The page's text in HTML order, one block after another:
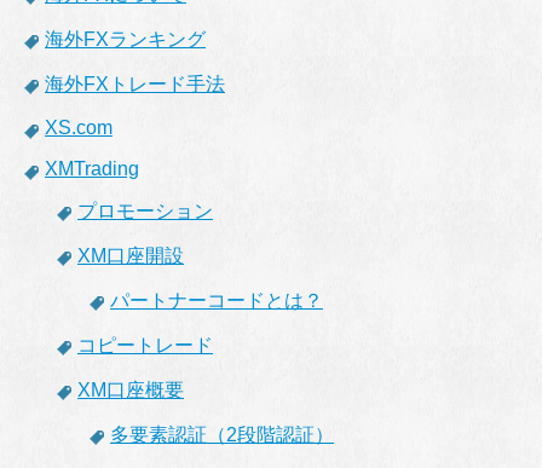
海外FXランキング
海外FXトレード手法
XS.com
XMTrading
プロモーション
XM口座開設
パートナーコードとは？
コピートレード
XM口座概要
多要素認証（2段階認証）